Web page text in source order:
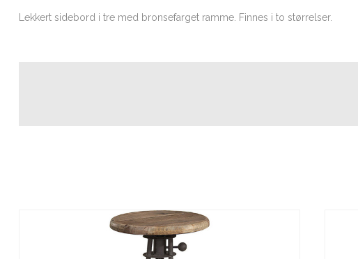
Lekkert sidebord i tre med bronsefarget ramme. Finnes i to størrelser.